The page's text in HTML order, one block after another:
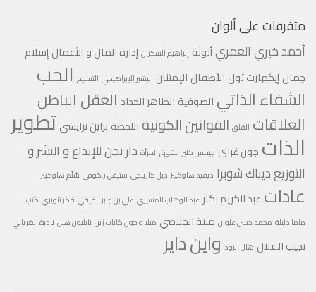
متفرقات على ألوان
أحمد خيري العمريأنوثة إبراهيم السكران إدارة المال و الأعمالإسلام
جمالإيكهارت تول الأطفال الإمتنان البشير الإبراهيمي التسليم الحب
الشفاء الذاتي الصوفية الطاهر الحداد العقل الباطن
العلاقات القلق القوانين الكونية اللحظة براين ترايسيتطوير
الذات جون غراي جيمس كلير حقوق المرأة دار نحن للإبداع و النشر و
التوزيعديباك شوبرا ديفيد هاوكينز ديل كارينجي ستيفن ر.كوفي سُلّم هاوكينز
عادات عبد الكريم بكار عبد الوهاب المسيري علي بن جابر الفيفي فكر تنويري كتب
ماما دليلة محمد حسن علوان منية الجلاصي ميلا و جون كابات زين نابليون هيل نادرة الغرياني
نجيب القلال هال الرود واين داير